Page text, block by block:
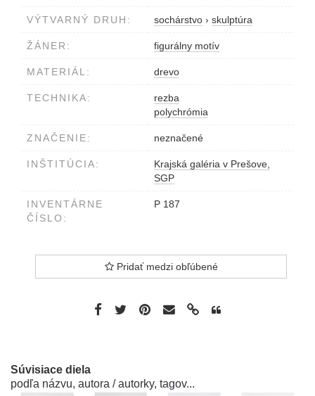
VÝTVARNÝ DRUH: sochárstvo › skulptúra
ŽÁNER: figurálny motív
MATERIÁL: drevo
TECHNIKA:
rezba
polychrómia
ZNAČENIE: neznačené
INŠTITÚCIA:
Krajská galéria v Prešove,
SGP
INVENTÁRNE
ČÍSLO:
P 187
Pridať medzi obľúbené
Súvisiace diela
podľa názvu, autora / autorky, tagov...